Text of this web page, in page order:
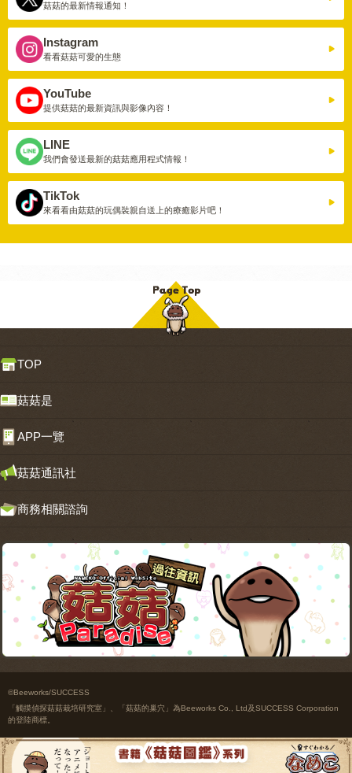
菇菇的最新情報通知！
Instagram
看看菇菇可愛的生態
YouTube
提供菇菇的最新資訊與影像內容！
LINE
我們會發送最新的菇菇應用程式情報！
TikTok
來看看由菇菇的玩偶裝親自送上的療癒影片吧！
TOP
菇菇是
APP一覽
菇菇通訊社
商務相關諮詢
©Beeworks/SUCCESS
「觸摸偵探菇菇栽培研究室」、「菇菇的巢穴」為Beeworks Co., Ltd及SUCCESS Corporation
的登陸商標。